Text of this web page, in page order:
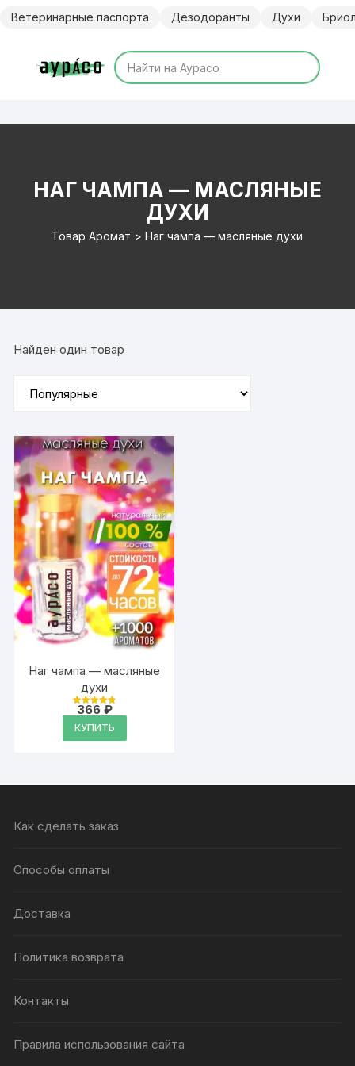
Ветеринарные паспорта Дезодоранты Духи
НАГ ЧАМПА — МАСЛЯНЫЕ
ДУХИ
Товар Аромат > Наг чампа — масляные духи
Найден один товар
Наг чампа — масляные
духи
Оценка
из 5
366 ₽
КУПИТЬ
Как сделать заказ
Способы оплаты
Доставка
Политика возврата
Контакты
Правила использования сайта